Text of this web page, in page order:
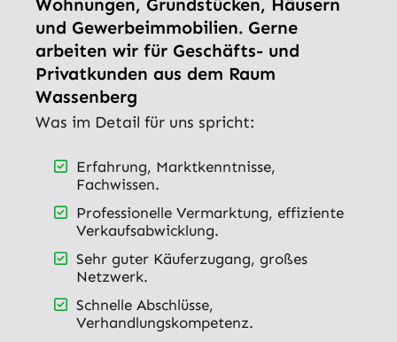
und Gewerbeimmobilien. Gerne
arbeiten wir für Geschäfts- und
Privatkunden aus dem Raum
Wassenberg
Was im Detail für uns spricht:
Erfahrung, Marktkenntnisse,
Fachwissen.
Professionelle Vermarktung, effiziente
Verkaufsabwicklung.
Sehr guter Käuferzugang, großes
Netzwerk.
Schnelle Abschlüsse,
Verhandlungskompetenz.